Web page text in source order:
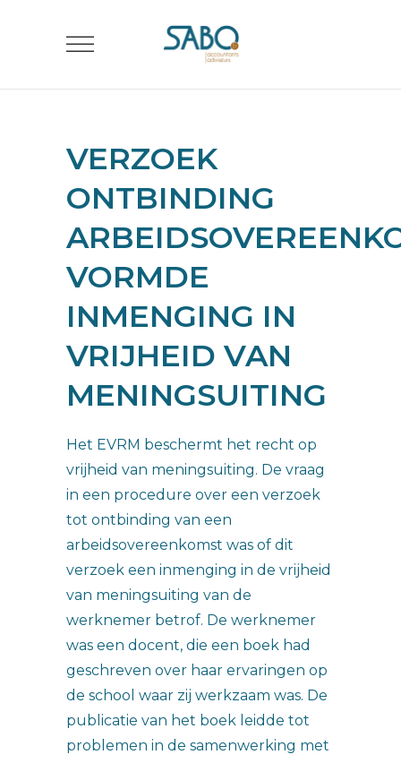
VERZOEK
ONTBINDING
VORMDE
INMENGING IN
VRIJHEID VAN
MENINGSUITING
Het EVRM beschermt het recht op
vrijheid van meningsuiting. De vraag
in een procedure over een verzoek
tot ontbinding van een
arbeidsovereenkomst was of dit
verzoek een inmenging in de vrijheid
van meningsuiting van de
werknemer betrof. De werknemer
was een docent, die een boek had
geschreven over haar ervaringen op
de school waar zij werkzaam was. De
publicatie van het boek leidde tot
problemen in de samenwerking met